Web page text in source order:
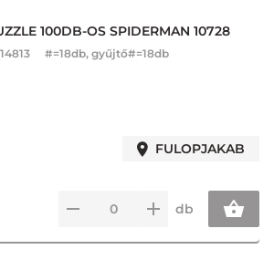
100DB-OS SPIDERMAN 10728
#=18db, gyűjtő#=18db
FULOPJAKAB
db